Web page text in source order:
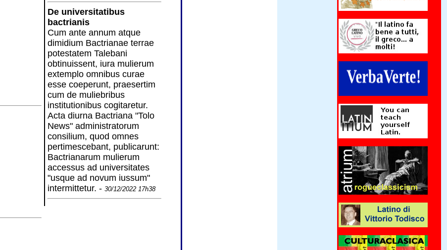
De universitatibus
bactrianis
Cum ante annum atque
dimidium Bactrianae terrae
potestatem Talebani
obtinuissent, iura mulierum
extemplo omnibus curae
esse coeperunt, praesertim
cum de muliebribus
institutionibus cogitaretur.
Acta diurna Bactriana "Tolo
News" administratorum
consilium, quod omnes
pertimescebant, publicarunt:
Bactrianarum mulierum
accessus ad universitates
"usque ad novum iussum"
intermittetur. - 30/12/2022 17h38